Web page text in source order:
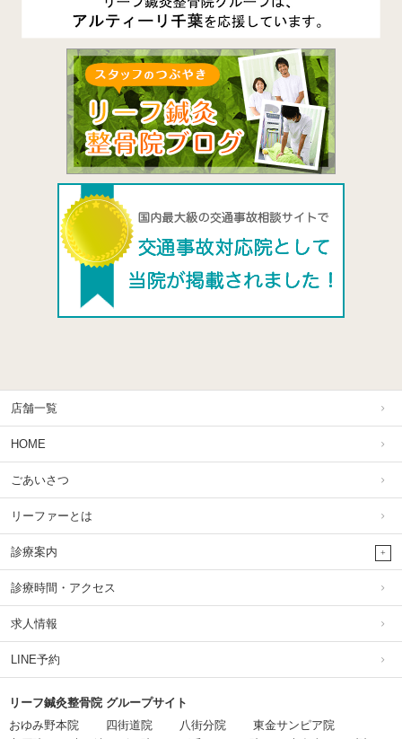
店舗一覧
HOME
ごあいさつ
リーファーとは
診療案内
診療時間・アクセス
求人情報
LINE予約
リーフ鍼灸整骨院 グループサイト
おゆみ野本院
四街道院 八街分院
東金サンピア院